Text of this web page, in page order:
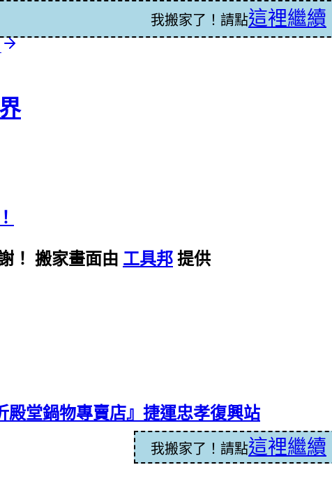
！ 搬家畫面由 工具邦 提供
殿堂鍋物專賣店』捷運忠孝復興站
我搬家了！請點這裡繼續
我搬家了！請點這裡繼續